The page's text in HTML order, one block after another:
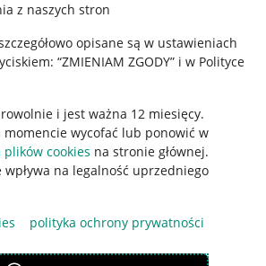
z naszych stron
opisane są w ustawieniach
“ZMIENIAM ZGODY” i w Polityce
i jest ważna 12 miesięcy.
momencie wycofać lub ponowić w
cookies na stronie głównej.
na legalność uprzedniego
polityka ochrony prywatności
Usługach Cyfrowych